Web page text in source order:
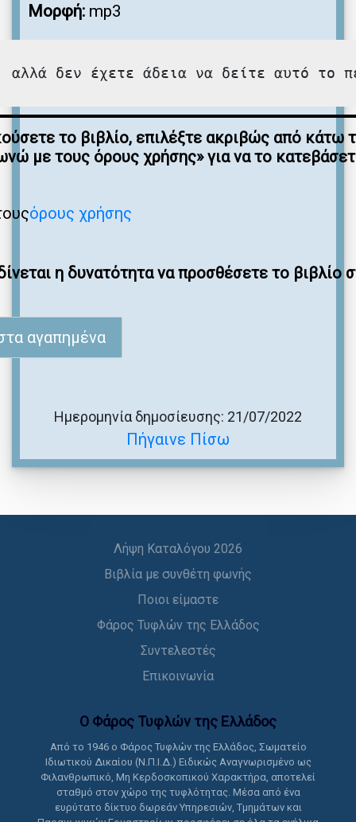
Μορφή: mp3
αλλά δεν έχετε άδεια να δείτε αυτό το
το βιβλίο, επιλέξτε ακριβώς από κάτω
με τους όρους χρήσης» για να το
όρους χρήσης
η δυνατότητα να προσθέσετε το βιβλίο
αγαπημένα
Πήγαινε Πίσω
Ημερομηνία δημοσίευσης: 21/07/2022
Λήψη Καταλόγου 2026
Βιβλία με συνθέτη φωνής
Ποιοι είμαστε
Φάρος Τυφλών της Ελλάδος
Συντελεστές
Επικοινωνία
Ο Φάρος Τυφλών της Ελλάδoς
Από το 1946 ο Φάρος Τυφλών της Ελλάδος, Σωματείο
Ιδιωτικού Δικαίου (Ν.Π.Ι.Δ.) Ειδικώς Αναγνωρισμένο ως
Φιλανθρωπικό, Μη Κερδοσκοπικού Χαρακτήρα, αποτελεί
σταθμό στον χώρο της τυφλότητας. Μέσα από ένα
ευρύτατο δίκτυο δωρεάν Υπηρεσιών, Τμημάτων και